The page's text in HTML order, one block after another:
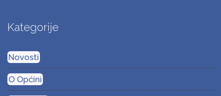
Kategorije
Novosti
O Općini